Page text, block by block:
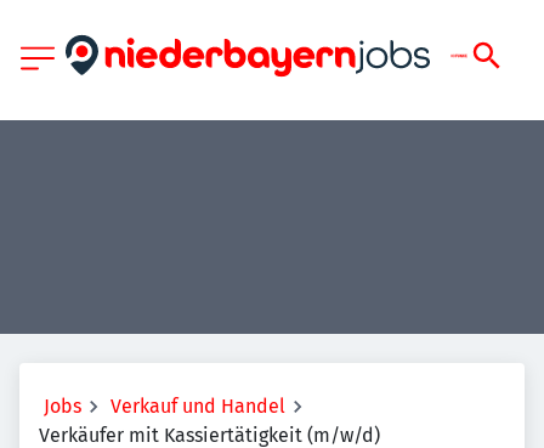
Jobs
Verkauf und Handel
Verkäufer mit Kassiertätigkeit (m/w/d)